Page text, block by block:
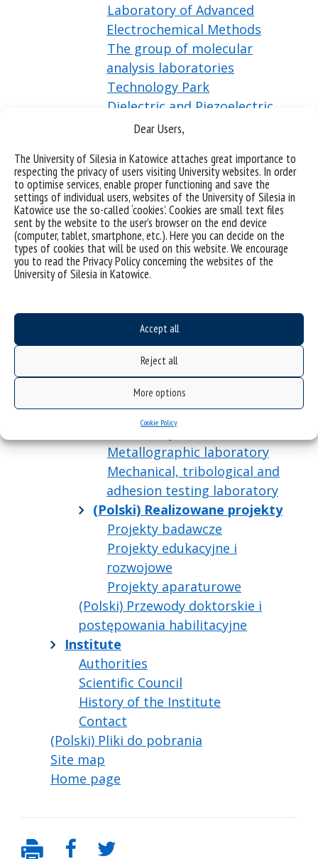
Dear Users,
The University of Silesia in Katowice attaches great importance to
respecting the privacy of users visiting University websites. In order
to optimise services, enable proper functioning and save the
settings of individual users, websites of the University of Silesia in
Katowice use the so-called ‘cookies’. Cookies are small text files
sent by the website to the user’s browser on the end device
(computer, tablet, smartphone, etc.). Here you can decide on the
types of cookies that will be used on this website. We encourage
you to read the Privacy Policy concerning the websites of the
University of Silesia in Katowice.
Accept all
Reject all
More options
Cookie Policy
Laboratory of Advanced
Electrochemical Methods
The group of molecular
analysis laboratories
Technology Park
Dielectric and Piezoelectric
Research Laboratory
Laboratory
Laboratory of Thermoanalysis
Laboratory of Powder
Metallurgy Research and
Technology
Laboratory of Ceramics
Technology
Laboratory of Smart Materials
Conjugated Materials
Laboratory
Microscopic Preparation
Laboratory
Scanning Electron Microscopy
Laboratory
Metallographic laboratory
Mechanical, tribological and
adhesion testing laboratory
(Polski) Realizowane projekty
Projekty badawcze
Projekty edukacyjne i
rozwojowe
Projekty aparaturowe
(Polski) Przewody doktorskie i
postępowania habilitacyjne
Institute
Authorities
Scientific Council
History of the Institute
Contact
(Polski) Pliki do pobrania
Site map
Home page